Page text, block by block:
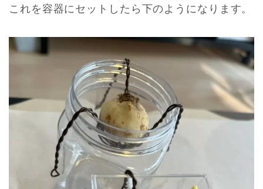
これを容器にセットしたら下のようになります。